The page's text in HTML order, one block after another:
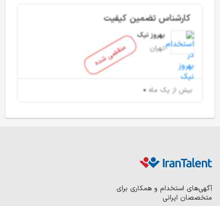
منقضی شده
کارشناس تضمین کیفیت
بهروز نیک
تهران
بیش از یک ماه
آگهی‌های استخدام و همکاری برای
متخصصان ایرانی